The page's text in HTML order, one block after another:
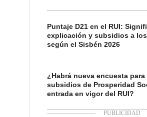
Puntaje D21 en el RUI:
explicación y subsidios a
según el Sisbén 2026
¿Habrá nueva encuesta para
subsidios de Prosperidad
entrada en vigor del RUI?